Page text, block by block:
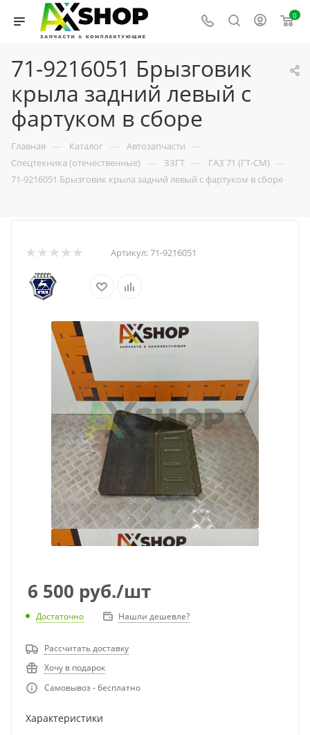
0
71-9216051 Брызговик
крыла задний левый с
фартуком в сборе
Главная — Каталог — Автозапчасти —
Спецтехника (отечественные) — ЗЗГТ — ГАЗ 71 (ГТ-СМ) —
71-9216051 Брызговик крыла задний левый с фартуком в сборе
Артикул:71-9216051
6 500 руб./шт
Достаточно Нашли дешевле?
Рассчитать доставку
Хочу в подарок
Самовывоз - бесплатно
Характеристики